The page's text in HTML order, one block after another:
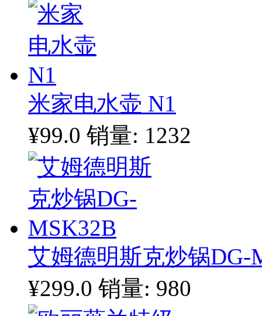
米家电水壶 N1
¥99.0 销量: 1232
艾姆德明斯克炒锅DG-
¥299.0 销量: 980